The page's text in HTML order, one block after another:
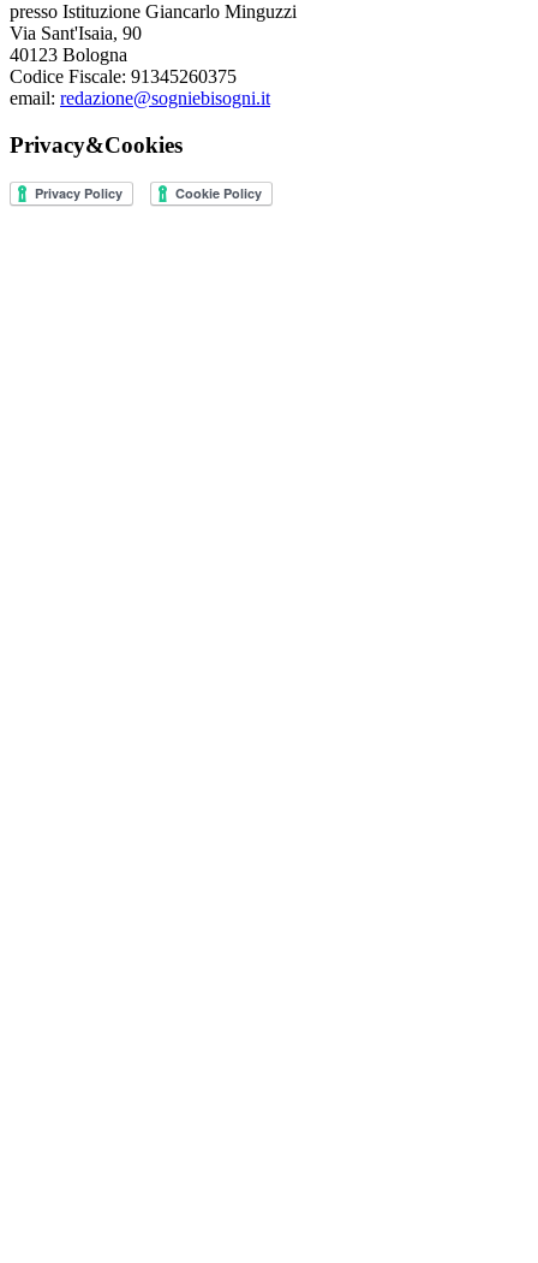
presso Istituzione Giancarlo Minguzzi
Via Sant'Isaia, 90
40123 Bologna
Codice Fiscale: 91345260375
email: redazione@sogniebisogni.it
Privacy&Cookies